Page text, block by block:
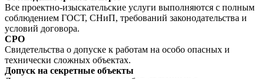
Все проектно-изыскательские услуги выполняются с полным
соблюдением ГОСТ, СНиП, требований законодательства и
условий договора.
СРО
Свидетельства о допуске к работам на особо опасных и
технически сложных объектах.
Допуск на секретные объекты